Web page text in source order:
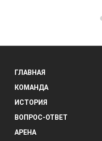
ГЛАВНАЯ
КОМАНДА
ИСТОРИЯ
ВОПРОС-ОТВЕТ
АРЕНА